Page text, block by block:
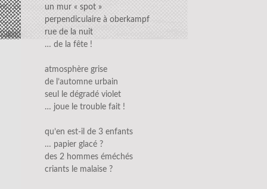
un mur « spot »
perpendiculaire à oberkampf
rue de la nuit
… de la fête !
atmosphère grise
de l’automne urbain
seul le dégradé violet
… joue le trouble fait !
qu’en est-il de 3 enfants
… papier glacé ?
des 2 hommes éméchés
criants le malaise ?